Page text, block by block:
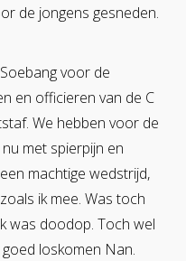
de jongens gesneden.
voor de
en officieren van de C
We hebben voor de
met spierpijn en
machtige wedstrijd,
ik mee. Was toch
was doodop. Toch wel
loskomen Nan.